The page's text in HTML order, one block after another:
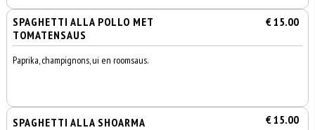
SPAGHETTI ALLA POLLO MET
TOMATENSAUS
€ 15.00
Paprika, champignons, ui en roomsaus.
SPAGHETTI ALLA SHOARMA € 15.00